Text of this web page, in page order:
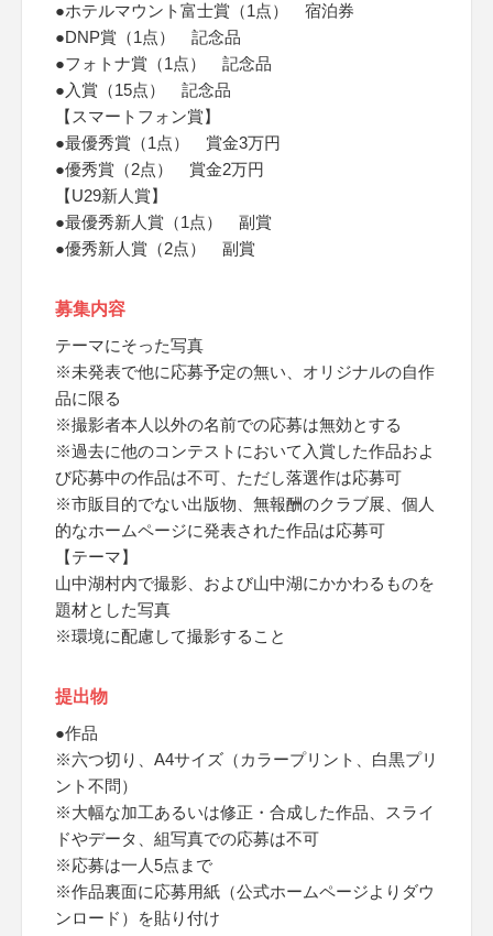
●ホテルマウント富士賞（1点） 宿泊券
●DNP賞（1点） 記念品
●フォトナ賞（1点） 記念品
●入賞（15点） 記念品
【スマートフォン賞】
●最優秀賞（1点） 賞金3万円
●優秀賞（2点） 賞金2万円
【U29新人賞】
●最優秀新人賞（1点） 副賞
●優秀新人賞（2点） 副賞
募集内容
テーマにそった写真
※未発表で他に応募予定の無い、オリジナルの自作
品に限る
※撮影者本人以外の名前での応募は無効とする
※過去に他のコンテストにおいて入賞した作品およ
び応募中の作品は不可、ただし落選作は応募可
※市販目的でない出版物、無報酬のクラブ展、個人
的なホームページに発表された作品は応募可
【テーマ】
山中湖村内で撮影、および山中湖にかかわるものを
題材とした写真
※環境に配慮して撮影すること
提出物
●作品
※六つ切り、A4サイズ（カラープリント、白黒プリ
ント不問）
※大幅な加工あるいは修正・合成した作品、スライ
ドやデータ、組写真での応募は不可
※応募は一人5点まで
※作品裏面に応募用紙（公式ホームページよりダウ
ンロード）を貼り付け